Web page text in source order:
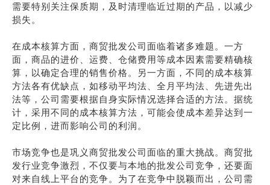
需要特别关注保质期，及时清理临近过期的产品，以减少
损失。
在成本核算方面，商贸批发公司面临着诸多难题。一方
面，商品的进价、运费、仓储费用等成本因素需要精确核
算，以确定合理的销售价格。另一方面，不同的成本核算
方法各有优缺点，如移动平均法、全月平均法、先进先出
法等，公司需要根据自身实际情况选择合适的方法。据统
计，采用不同的成本核算方法，可能会使成本差异达到一
定比例，进而影响公司的利润。
市场竞争也是巩义商贸批发公司面临的重大挑战。商贸批
发行业竞争激烈，不仅要与本地的批发公司竞争，还要面
对来自线上平台的竞争。为了在竞争中脱颖而出，公司需